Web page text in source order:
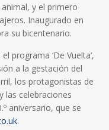
y el primero
Inaugurado en
su bicentenario.
programa ‘De Vuelta’,
a la gestación del
los protagonistas de
las celebraciones
aniversario, que se
.